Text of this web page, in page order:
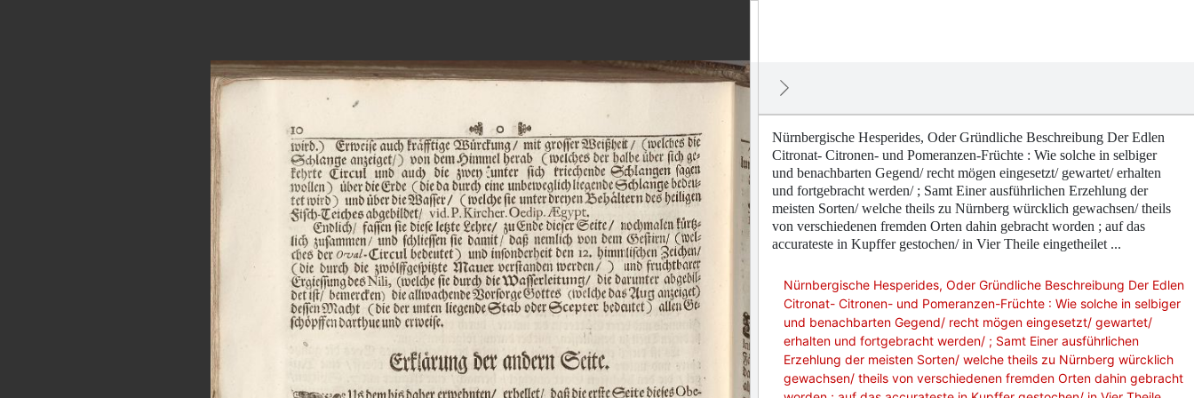
Nürnbergische Hesperides, Oder Gründliche Beschreibung Der Edlen
Citronat- Citronen- und Pomeranzen-Früchte : Wie solche in selbiger
und benachbarten Gegend/ recht mögen eingesetzt/ gewartet/ erhalten
und fortgebracht werden/ ; Samt Einer ausführlichen Erzehlung der
meisten Sorten/ welche theils zu Nürnberg würcklich gewachsen/ theils
von verschiedenen fremden Orten dahin gebracht worden ; auf das
accurateste in Kupffer gestochen/ in Vier Theile eingetheilet ...
Nürnbergische Hesperides, Oder Gründliche Beschreibung Der Edlen
Citronat- Citronen- und Pomeranzen-Früchte : Wie solche in selbiger
und benachbarten Gegend/ recht mögen eingesetzt/ gewartet/
erhalten und fortgebracht werden/ ; Samt Einer ausführlichen
Erzehlung der meisten Sorten/ welche theils zu Nürnberg würcklich
gewachsen/ theils von verschiedenen fremden Orten dahin gebracht